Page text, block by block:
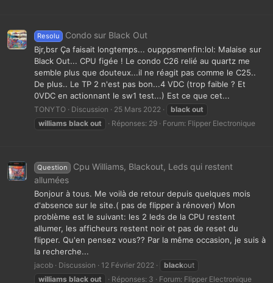
Resolu Condo sur Black Out
Bjr,bsr Ça faisait longtemps... oupppsmenfin:lol: Malaise sur
Black Out... CPU figée ! Le condo C26 relié au quartz me
semble plus que douteux...il ne réagit pas comme le C25..
De plus.. Le TP 2 n'est pas bon...4 VDC (trop faible ? Et
0VDC en actionnant le sw1 test...) Est ce que cet...
TONYTO Discussion 25 Mars 2022 black out
williams black out Réponses: 29 Forum: Flipper Electronique
Question
Cpu Williams, Blackout, Leds qui restent
allumées
Bonjour à tous. Me voilà de retour depuis quelques mois
d'absence sur le site.( pas de flipper à rénover) Mon
problème est le suivant: les 2 leds de la CPU restent
allumer, les afficheurs restent noir et pas de reset du
flipper. Qu'en pensez vous?? Par la même occasion, je suis à
la recherche...
jacob Discussion 12 Février 2022 blackout
williams black out Réponses: 3 Forum: Flipper Electronique